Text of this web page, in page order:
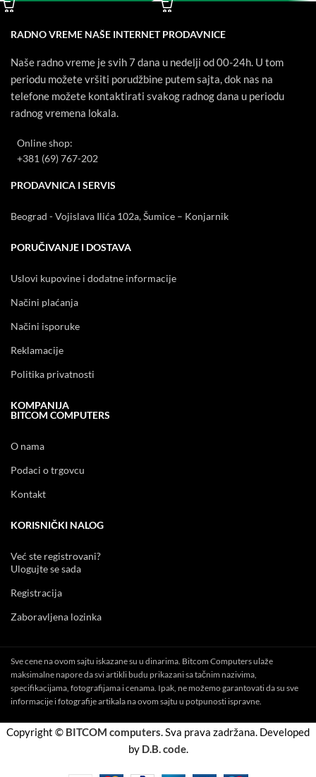
RADNO VREME NAŠE INTERNET PRODAVNICE
Naše radno vreme je svih 7 dana u nedelji od 00-24h. U tom
periodu možete vršiti porudžbine putem sajta, dok nas na
telefone možete kontaktirati svakog radnog dana u periodu
radnog vremena lokala.
Online shop:
+381 (69) 767-202
PRODAVNICA I SERVIS
Beograd - Vojislava Ilića 102a, Šumice – Konjarnik
PORUČIVANJE I DOSTAVA
Uslovi kupovine i dodatne informacije
Načini plaćanja
Načini isporuke
Reklamacije
Politika privatnosti
KOMPANIJA
BITCOM COMPUTERS
O nama
Podaci o trgovcu
Kontakt
KORISNIČKI NALOG
Već ste registrovani?
Ulogujte se sada
Registracija
Zaboravljena lozinka
Sve cene na ovom sajtu iskazane su u dinarima. Bitcom Computers ulaže
maksimalne napore da svi artikli budu prikazani sa tačnim nazivima,
specifikacijama, fotografijama i cenama. Ipak, ne možemo garantovati da su sve
informacije i fotografije artikala na ovom sajtu u potpunosti ispravne.
Copyright © BITCOM computers. Sva prava zadržana. Developed
by D.B. code.